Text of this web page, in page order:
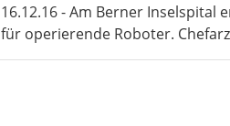
16.12.16 - Am Berner Inselspital
für operierende Roboter.